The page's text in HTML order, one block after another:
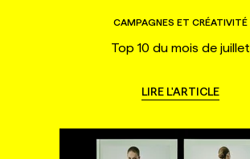
CAMPAGNES ET CRÉATIVITÉ
Top 10 du mois de juillet
LIRE L'ARTICLE